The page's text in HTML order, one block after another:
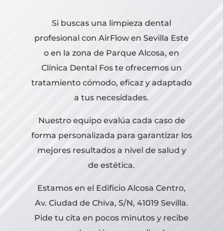
Si buscas una limpieza dental
profesional con AirFlow en Sevilla Este
o en la zona de Parque Alcosa, en
Clínica Dental Fos te ofrecemos un
tratamiento cómodo, eficaz y adaptado
a tus necesidades.
Nuestro equipo evalúa cada caso de
forma personalizada para garantizar los
mejores resultados a nivel de salud y
de estética.
Estamos en el Edificio Alcosa Centro,
Av. Ciudad de Chiva, S/N, 41019 Sevilla.
Pide tu cita en pocos minutos y recibe